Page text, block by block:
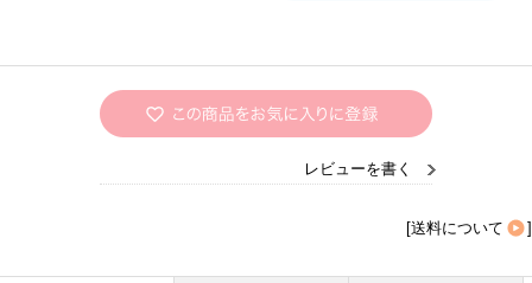
レビューを書く
[送料について ]